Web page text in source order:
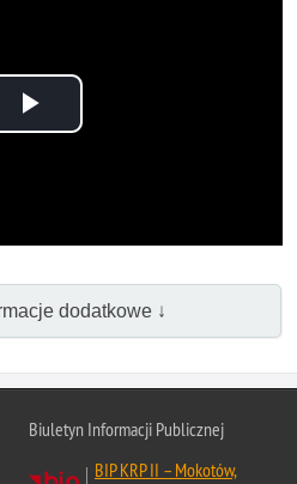
Odtwórz
dodatkowe ↓
Biuletyn Informacji Publicznej
BIP KRP II – Mokotów,